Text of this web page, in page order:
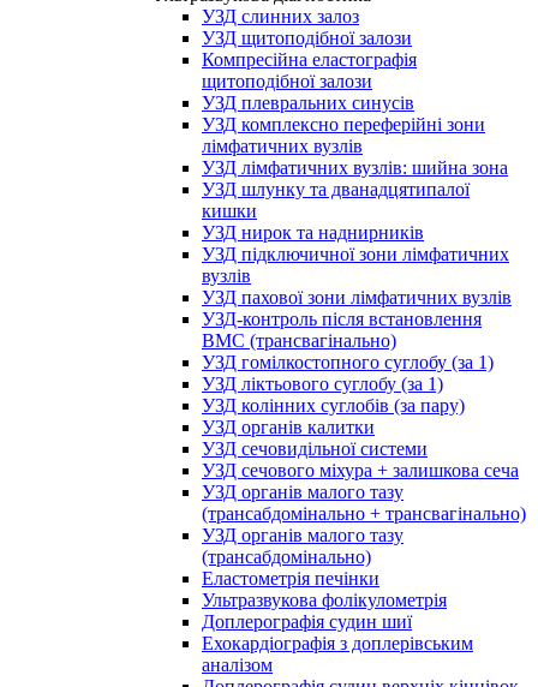
УЗД слинних залоз
УЗД щитоподібної залози
Компресійна еластографія
щитоподібної залози
УЗД плевральних синусів
УЗД комплексно переферійні зони
лімфатичних вузлів
УЗД лімфатичних вузлів: шийна зона
УЗД шлунку та дванадцятипалої
кишки
УЗД нирок та наднирників
УЗД підключичної зони лімфатичних
вузлів
УЗД пахової зони лімфатичних вузлів
УЗД-контроль після встановлення
ВМС (трансвагінально)
УЗД гомілкостопного суглобу (за 1)
УЗД ліктьового суглобу (за 1)
УЗД колінних суглобів (за пару)
УЗД органів калитки
УЗД сечовидільної системи
УЗД сечового міхура + залишкова сеча
УЗД органів малого тазу
(трансабдомінально + трансвагінально)
УЗД органів малого тазу
(трансабдомінально)
Еластометрія печінки
Ультразвукова фолікулометрія
Доплерографія судин шиї
Ехокардіографія з доплерівським
аналізом